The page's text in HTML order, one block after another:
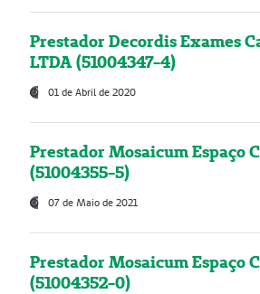
Prestador Decordis Exames
LTDA (51004347-4)
01 de Abril de 2020
Prestador Mosaicum Espaço
(51004355-5)
07 de Maio de 2021
Prestador Mosaicum Espaço
(51004352-0)